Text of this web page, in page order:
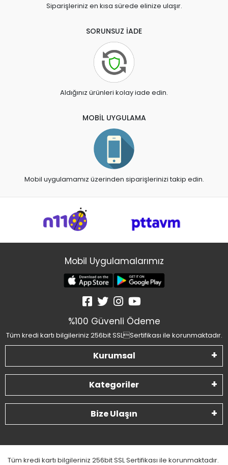
Siparişleriniz en kısa sürede elinize ulaşır.
SORUNSUZ İADE
Aldığınız ürünleri kolay iade edin.
MOBİL UYGULAMA
Mobil uygulamamız üzerinden siparişlerinizi takip edin.
Mobil Uygulamalarımız
%100 Güvenli Ödeme
Tüm kredi kartı bilgileriniz 256bit SSLSertifikası ile korunmaktadır.
Kurumsal
Kategoriler
Bize Ulaşın
Tüm kredi kartı bilgileriniz 256bit SSL Sertifikası ile korunmaktadır.